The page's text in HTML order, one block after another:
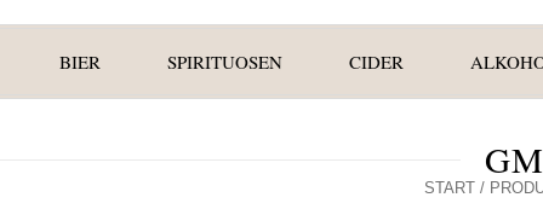
BIER SPIRITUOSEN CIDER
START/